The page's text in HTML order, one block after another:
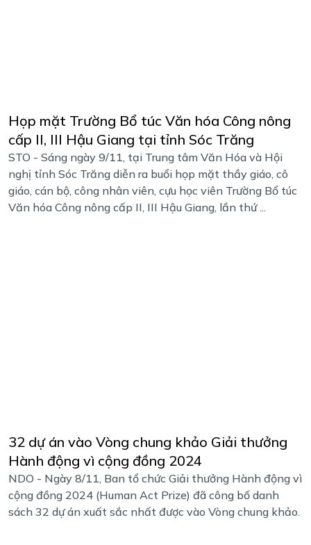
Họp mặt Trường Bổ túc Văn hóa Công nông
cấp II, III Hậu Giang tại tỉnh Sóc Trăng
STO - Sáng ngày 9/11, tại Trung tâm Văn Hóa và Hội
nghị tỉnh Sóc Trăng diễn ra buổi họp mặt thầy giáo, cô
giáo, cán bộ, công nhân viên, cựu học viên Trường Bổ túc
Văn hóa Công nông cấp II, III Hậu Giang, lần thứ ...
32 dự án vào Vòng chung khảo Giải thưởng
Hành động vì cộng đồng 2024
NDO - Ngày 8/11, Ban tổ chức Giải thưởng Hành động vì
cộng đồng 2024 (Human Act Prize) đã công bố danh
sách 32 dự án xuất sắc nhất được vào Vòng chung khảo.